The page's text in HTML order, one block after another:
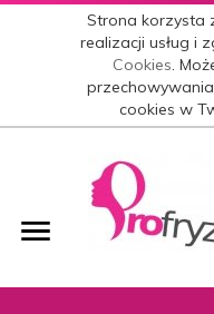
Strona korzysta
realizacji usług i
Cookies.
cookies w